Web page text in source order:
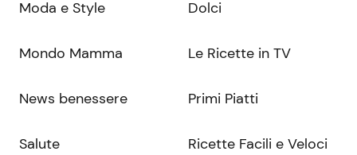
Moda e Style
Mondo Mamma
News benessere
Salute
Dolci
Le Ricette in TV
Primi Piatti
Ricette Facili e Veloci